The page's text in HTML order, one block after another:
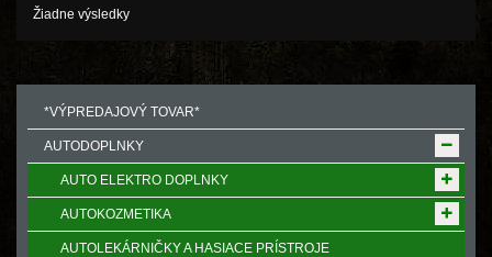
Žiadne výsledky
*VÝPREDAJOVÝ TOVAR*
AUTODOPLNKY
AUTO ELEKTRO DOPLNKY
AUTOKOZMETIKA
AUTOLEKÁRNIČKY A HASIACE PRÍSTROJE